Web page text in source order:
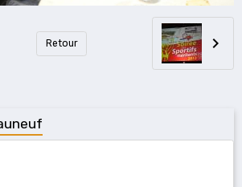
Retour